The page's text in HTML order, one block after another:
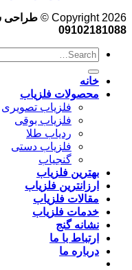
Copyright 2026 ©
طراحی
09102181088
خانه
محصولات فلزیاب
فلزیاب تصویری
فلزیاب بوقی
ردیاب طلا
فلزیاب دستی
گنجیاب
بهترین فلزیاب
ارزانترین فلزیاب
مقالات فلزیاب
خدمات فلزیاب
نشانه گنج
ارتباط با ما
درباره ما